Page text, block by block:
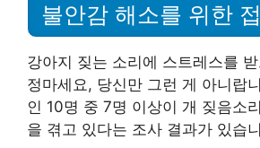
불안감 해소를 위한
강아지 짖는 소리에 스트레스를
정마세요, 당신만 그런 게 아니랍
인 10명 중 7명 이상이 개 짖음소
을 겪고 있다는 조사 결과가 있습